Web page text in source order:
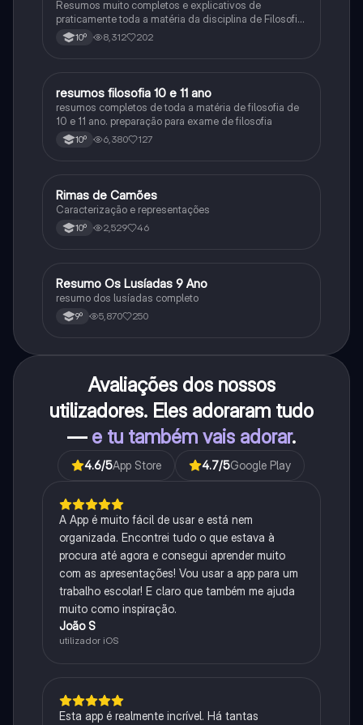
Resumos muito completos e explicativos de
praticamente toda a matéria da disciplina de Filosofia
10º 8,312 202
Filosofia
resumos filosofia 10 e 11 ano
resumos completos de toda a matéria de filosofia de
10 e 11 ano. preparação para exame de filosofia
10º 6,380 127
Português
Rimas de Camões
Caracterização e representações
10º 2,529 46
Português
Resumo Os Lusíadas 9 Ano
resumo dos lusíadas completo
9º 5,870 250
Avaliações dos nossos
utilizadores. Eles adoraram tudo
— e tu também vais adorar.
4.6/5App Store 4.7/5Google Play
A App é muito fácil de usar e está nem
organizada. Encontrei tudo o que estava à
procura até agora e consegui aprender muito
com as apresentações! Vou usar a app para um
trabalho escolar! E claro que também me ajuda
muito como inspiração.
João S
utilizador iOS
Esta app é realmente incrível. Há tantas